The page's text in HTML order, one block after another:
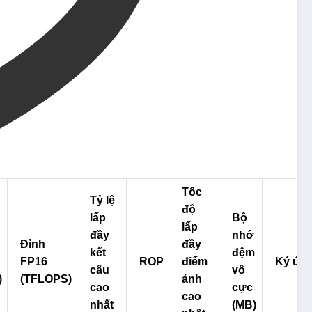
Đỉnh
FP16
(TFLOPS)
Tỷ lệ
lấp
đầy
kết
cấu
cao
nhất
ROP
Tốc
độ
lấp
đầy
điểm
ảnh
cao
Bộ
nhớ
đệm
vô
cực
(MB)
Ký ức